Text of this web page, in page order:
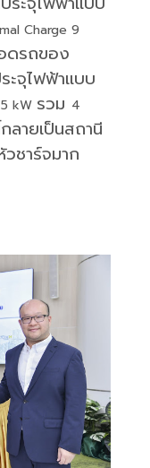
Charge 9
ดรถของ
ะจุไฟฟ้าแบบ
kW รวม 4
ายเป็นสถานี
ชาร์จมาก